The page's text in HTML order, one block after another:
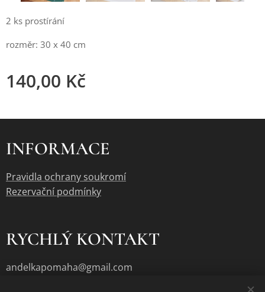
2 ks prostírání
rozměr: 30 x 40 cm
140,00 Kč
INFORMACE
Pravidla ochrany soukromí
Rezervační podmínky
RYCHLÝ KONTAKT
andelkapomaha@gmail.com